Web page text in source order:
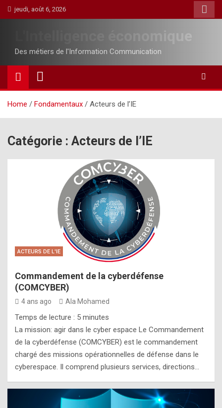
Skip
to
jeudi, août 6, 2026
Des métiers de l'Information Communication
Home Fondamentaux Acteurs de l’IE
Catégorie : Acteurs de l’IE
ACTEURS DE L'IE
Commandement de la cyberdéfense
(COMCYBER)
4 ans ago Ala Mohamed
Temps de lecture : 5 minutes
La mission: agir dans le cyber espace Le Commandement
de la cyberdéfense (COMCYBER) est le commandement
chargé des missions opérationnelles de défense dans le
cyberespace. Il comprend plusieurs services, directions…